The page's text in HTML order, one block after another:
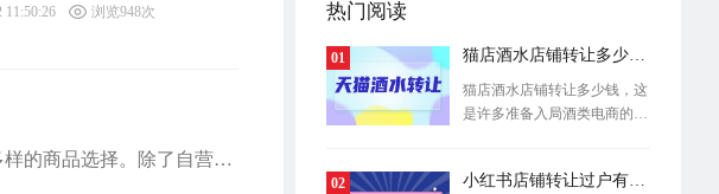
11:50:26 浏览948次
作为中国最大的电商平台之一，京店致力于为消费者提供丰富多样的商品选择。除了自营业务，京店还允许第三方商家在平台上开设店铺，以扩展产品种类和服务范围。那么，京店是如何找到第三方商家入驻的呢?
热门阅读
01 猫店酒水店铺转让多少钱？
猫店酒水店铺转让多少钱，这
是许多准备入局酒类电商的创
02 小红书店铺转让过户有没有风险?